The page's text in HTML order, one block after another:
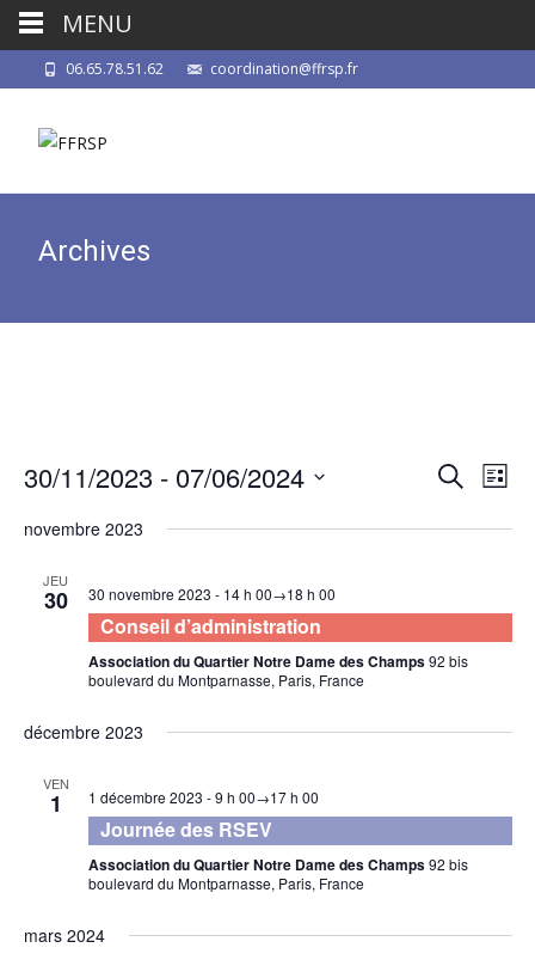
06.65.78.51.62 coordination@ffrsp.fr
Archives
et
de
vues
Recherche
Liste
30/11/2023 - 07/06/2024
une
novembre 2023
JEU
30 30 novembre 2023 - 14 h 00→18 h 00
Conseil d’administration
Association du Quartier Notre Dame des Champs92 bis
boulevard du Montparnasse, Paris, France
décembre 2023
VEN
1 1 décembre 2023 - 9 h 00→17 h 00
Journée des RSEV
Association du Quartier Notre Dame des Champs92 bis
boulevard du Montparnasse, Paris, France
mars 2024
MENU